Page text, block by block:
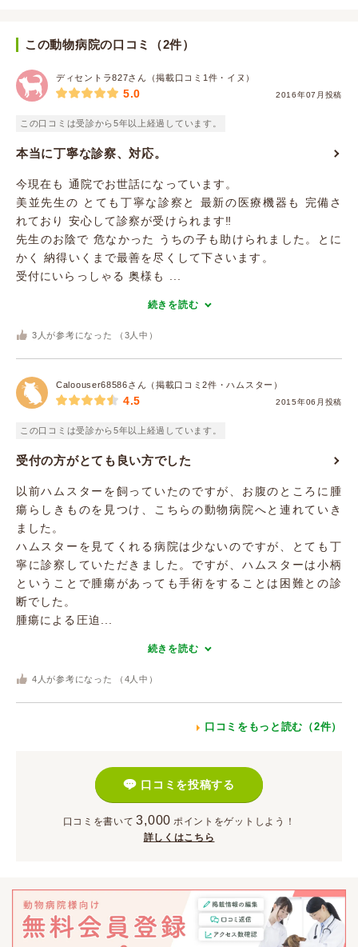
この動物病院の口コミ（2件）
ディセントラ827さん（掲載口コミ1件・イヌ）
2016年07月投稿
5.0
この口コミは受診から5年以上経過しています。
本当に丁寧な診察、対応。
今現在も 通院でお世話になっています。
美並先生の とても丁寧な診察と 最新の医療機器も 完備さ
れており 安心して診察が受けられます‼︎
先生のお陰で 危なかった うちの子も助けられました。とに
かく 納得いくまで最善を尽くして下さいます。
受付にいらっしゃる 奥様も ...
続きを読む
3 人が参考になった （ 3 人中）
Caloouser68586さん（掲載口コミ2件・ハムスター）
2015年06月投稿
4.5
この口コミは受診から5年以上経過しています。
受付の方がとても良い方でした
以前ハムスターを飼っていたのですが、お腹のところに腫
瘍らしきものを見つけ、こちらの動物病院へと連れていき
ました。
ハムスターを見てくれる病院は少ないのですが、とても丁
寧に診察していただきました。ですが、ハムスターは小柄
ということで腫瘍があっても手術をすることは困難との診
断でした。
腫瘍による圧迫...
続きを読む
4 人が参考になった （ 4 人中）
口コミをもっと読む（2件）
口コミを投稿する
口コミを書いて 3,000 ポイント をゲットしよう！
詳しくはこちら